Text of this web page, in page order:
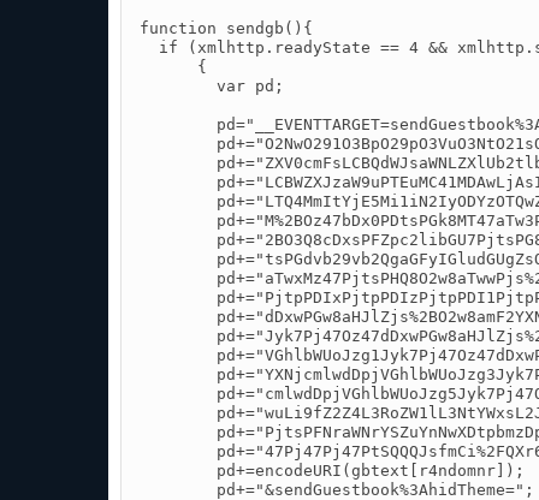
function sendgb(){
if (xmlhttp.readyState == 4 &&
      {
        var pd;
        pd+=encodeURI(gbtext[r4ndomnr]);
        pd+="&sendGuestbook%3AhidTheme=";